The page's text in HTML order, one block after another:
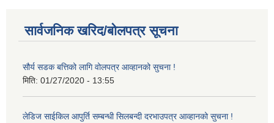
सार्वजनिक खरिद/बोलपत्र सूचना
सौर्य सडक बत्तिको लागि वोलपत्र आव्हानको सुचना !
मिति: 01/27/2020 - 13:55
लेडिज साईकिल आपुर्ति सम्बन्धी सिलबन्दी दरभाउपत्र आव्हानको सुचना !